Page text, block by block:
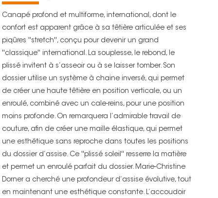
Canapé profond et multiforme, international, dont le
confort est apparent grâce à sa têtière articulée et ses
piqûres ''stretch'', conçu pour devenir un grand
''classique'' international. La souplesse, le rebond, le
plissé invitent à s’asseoir ou à se laisser tomber. Son
dossier utilise un système à chaine inversé, qui permet
de créer une haute têtière en position verticale, ou un
enroulé, combiné avec un cale-reins, pour une position
moins profonde. On remarquera l’admirable travail de
couture, afin de créer une maille élastique, qui permet
une esthétique sans reproche dans toutes les positions
du dossier d’assise. Ce ''plissé soleil'' resserre la matière
et permet un enroulé parfait du dossier. Marie-Christine
Dorner a cherché une profondeur d’assise évolutive, tout
en maintenant une esthétique constante. L’accoudoir